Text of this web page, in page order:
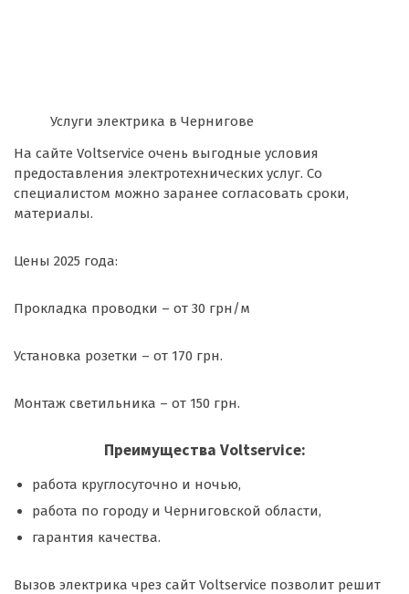
Услуги электрика в Чернигове
На сайте Voltservice очень выгодные условия
предоставления электротехнических услуг. Со
специалистом можно заранее согласовать сроки,
материалы.
Цены 2025 года:
Прокладка проводки – от 30 грн/м
Установка розетки – от 170 грн.
Монтаж светильника – от 150 грн.
Преимущества Voltservice:
работа круглосуточно и ночью,
работа по городу и Черниговской области,
гарантия качества.
Вызов электрика чрез сайт Voltservice позволит решит